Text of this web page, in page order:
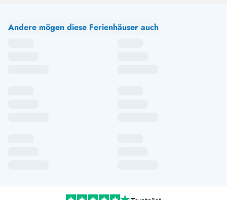
Andere mögen diese Ferienhäuser auch